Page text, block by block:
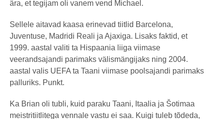
ära, et tegijam oli vanem vend Michael.
Sellele aitavad kaasa erinevad tiitlid Barcelona,
Juventuse, Madridi Reali ja Ajaxiga. Lisaks faktid, et
1999. aastal valiti ta Hispaania liiga viimase
veerandsajandi parimaks välismängijaks ning 2004.
aastal valis UEFA ta Taani viimase poolsajandi parimaks
palluriks. Punkt.
Ka Brian oli tubli, kuid paraku Taani, Itaalia ja Šotimaa
meistritiitlitega vennale vastu ei saa. Kuigi tuleb tõdeda,